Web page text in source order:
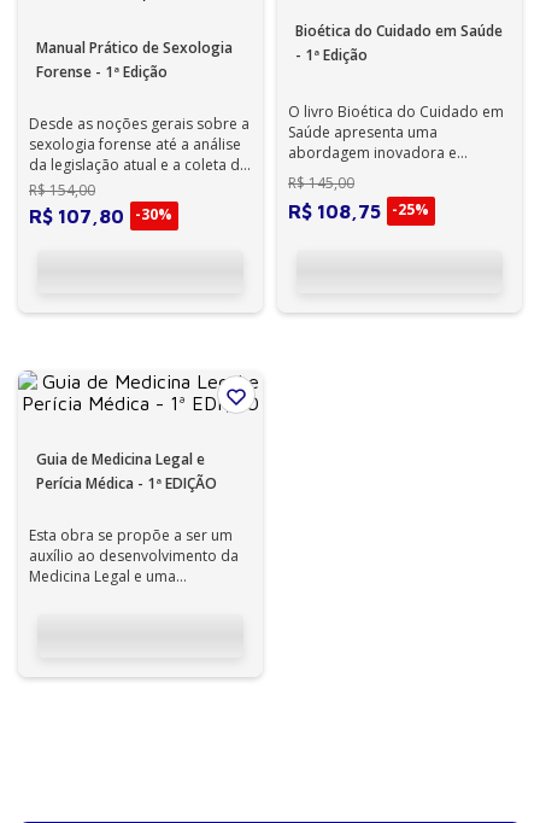
Manual Prático de Sexologia
Forense - 1ª Edição
Desde as noções gerais sobre a
sexologia forense até a análise
da legislação atual e a coleta de
provas, o livro aborda ...
R$154,00
R$ 107 80 -30%
Bioética do Cuidado em Saúde
- 1ª Edição
O livro Bioética do Cuidado em
Saúde apresenta uma
abordagem inovadora e
essencial para os desafios
atuais do cuidado em...
R$145,00
R$ 108 75 -25%
Guia de Medicina Legal e
Perícia Médica - 1ª EDIÇÃO
Esta obra se propõe a ser um
auxílio ao desenvolvimento da
Medicina Legal e uma